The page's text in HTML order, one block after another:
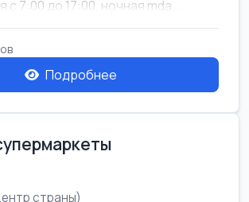
7:00 до 17:00, ночная mda...
Подробнее
страны)